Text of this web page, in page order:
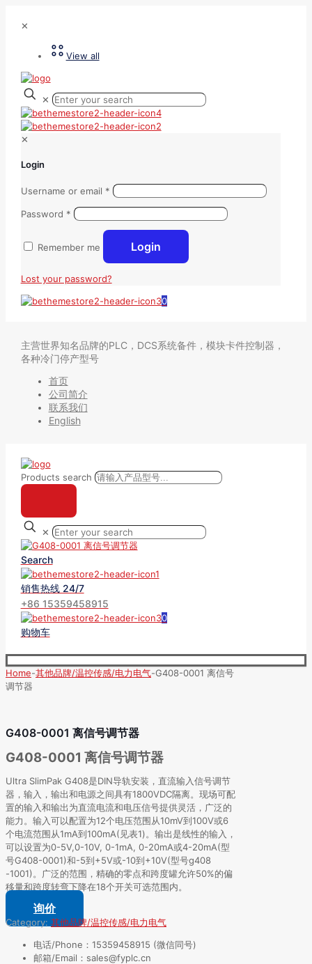
✕
View all
✕
✕
Login
Username or email *
Password *
Remember me Login
Lost your password?
0
主营世界知名品牌的PLC，DCS系统备件，模块卡件控制器，
各种冷门停产型号
首页
公司简介
联系我们
English
Products search
✕
Search
销售热线 24/7
+86 15359458915
0
购物车
Home-其他品牌/温控传感/电力电气-G408-0001 离信号
调节器
G408-0001 离信号调节器
G408-0001 离信号调节器
Ultra SlimPak G408是DIN导轨安装，直流输入信号调节
器，输入，输出和电源之间具有1800VDC隔离。现场可配
置的输入和输出为直流电流和电压信号提供灵活，广泛的
能力。输入可以配置为12个电压范围从10mV到100V或6
个电流范围从1mA到100mA(见表1)。输出是线性的输入，
可以设置为0-5V,0-10V, 0-1mA, 0-20mA或4-20mA(型
号G408-0001)和-5到+5V或-10到+10V(型号g408
-1001)。广泛的范围，精确的零点和跨度罐允许50%的偏
移量和跨度转弯下降在18个开关可选范围内。
询价
Category: 其他品牌/温控传感/电力电气
电话/Phone：15359458915 (微信同号)
邮箱/Email：sales@fyplc.cn